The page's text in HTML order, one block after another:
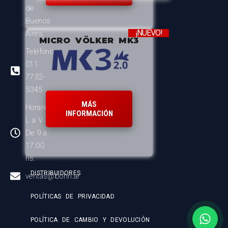
de
Buenos
Aires.
Teléfono:
011
7732-
5345
Horario:
L a V
De 9 a
17:00
hs.
ventas@bohn.ar
MICRO VÖLKER MK3
¡NUEVO!
MÁS
INFORMACIÓN
DISTRIBUIDORES
POLÍTICAS DE PRIVACIDAD
POLÍTICA DE CAMBIO Y DEVOLUCIÓN